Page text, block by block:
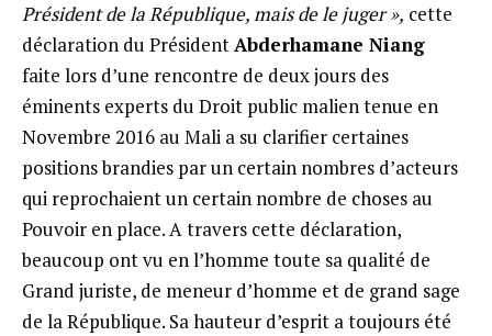
Président de la République, mais de le juger », cette
déclaration du PrésidentAbderhamane Niang
faite lors d’une rencontre de deux jours des
éminents experts du Droit public malien tenue en
Novembre 2016 au Mali a su clarifier certaines
positions brandies par un certain nombres d’acteurs
qui reprochaient un certain nombre de choses au
Pouvoir en place. A travers cette déclaration,
beaucoup ont vu en l’homme toute sa qualité de
Grand juriste, de meneur d’homme et de grand sage
de la République. Sa hauteur d’esprit a toujours été